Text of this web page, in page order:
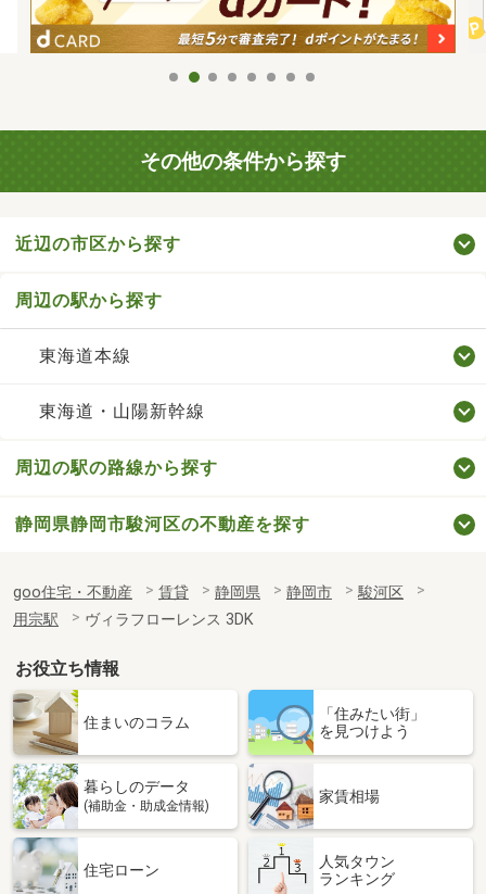
その他の条件から探す
近辺の市区から探す
周辺の駅から探す
東海道本線
東海道・山陽新幹線
周辺の駅の路線から探す
静岡県静岡市駿河区の不動産を探す
goo住宅・不動産 賃貸 静岡県 静岡市
駿河区
用宗駅
ヴィラフローレンス 3DK
お役立ち情報
住まいのコラム
「住みたい街」
を見つけよう
暮らしのデータ
(補助金・助成金情報)
家賃相場
住宅ローン
人気タウン
ランキング